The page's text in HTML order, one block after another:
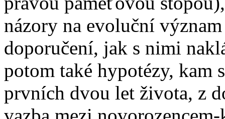
názory na evoluční
doporučení, jak s nimi
potom také hypotézy, kam
prvních dvou let života, z